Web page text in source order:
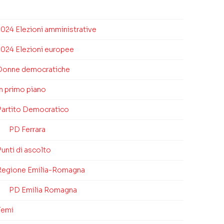
Elezioni amministrative
Elezioni europee
democratiche
primo piano
Democratico
PD Ferrara
di ascolto
Emilia-Romagna
PD Emilia Romagna